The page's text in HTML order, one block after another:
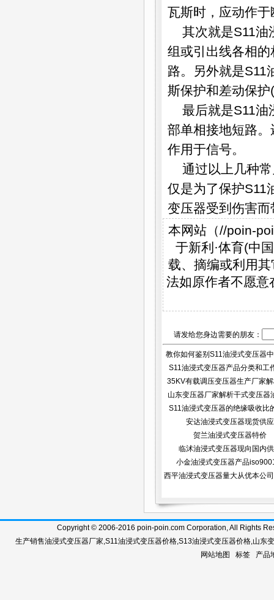
瓦斯时，应动作
其次就是S11油
组或引出线各相
路。另外就是S11
斯保护和差动保
最后就是S11油
部单相接地短路
作用于信号。
通过以上几种
仅是为了保护S11
变压器受到伤害
本网站（//poin-
于新利·体育(中
载、摘编或利用
法如原作者不愿意
请发给您身边需要的朋友：
教你如何鉴别S11油浸式变压器
S11油浸式变压器产品分类和工
35KV有载调压变压器生产厂家
山东变压器厂家解析干式变压器
正...
S11油浸式变压器的绝缘吸收比
安达油浸式变压器现货供应
贺兰油浸式变压器特价
临沭油浸式变压器现向国内
小金油浸式变压器产品
西平油浸式变压器量大从优本公
Copyright © 2006-2016 poin-poin.com Corporation, All Rights
生产销售油浸式变压器厂家,S11油浸式变压器价格,S13油浸式变压器价格,山东
网站地图
标签 产品